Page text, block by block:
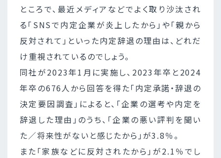
ところで、最近メディアなどでよく取り沙汰され
る「SNSで内定企業が炎上したから」や「親から
反対されて」といった内定辞退の理由は、どれだ
け重視されているのでしょう。
同社が2023年1月に実施し、2023年卒と2024
年卒の676人から回答を得た「内定承諾・辞退の
決定要因調査」によると、「企業の選考や内定を
辞退した理由」のうち、「企業の悪い評判を聞い
た／将来性がないと感じたから」が3.8％。
また「家族などに反対されたから」が2.1％でし